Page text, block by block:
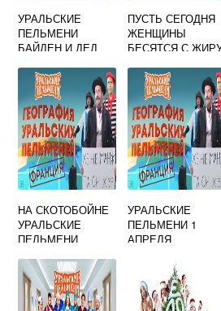
УРАЛЬСКИЕ
ПЕЛЬМЕНИ
БАЙДЕН И ДЕД
ПУСТЬ СЕГОДНЯ
ЖЕНЩИНЫ
БЕСЯТСЯ С
ПЕЛЬМЕНИ
НА СКОТОБОЙНЕ
УРАЛЬСКИЕ
ПЕЛЬМЕНИ
УРАЛЬСКИЕ
ПЕЛЬМЕНИ 1
АПРЕЛЯ